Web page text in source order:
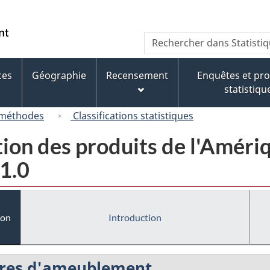
au
Gestionnaire
des
Invitations
au
contenu
principal
« À
propos
de
ce
version
HTML
simplifiée
Canada
Recherche
Rechercher
dans
Canada
Géographie Recensement
Enquêtes et
Classifications statistiques
des produits de
Introduction